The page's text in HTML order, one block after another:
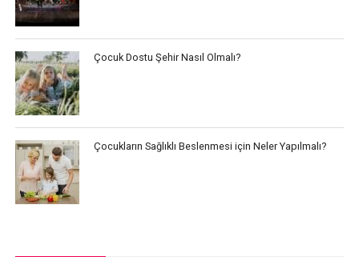
Çocuk Dostu Şehir Nasıl Olmalı?
Çocukların Sağlıklı Beslenmesi için Neler Yapılmalı?